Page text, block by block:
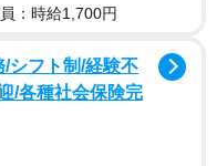
ナは劇的に少なかった
ナとインフルエンザに
：時給1,700円
シフト制/経験不
/各種社会保険完